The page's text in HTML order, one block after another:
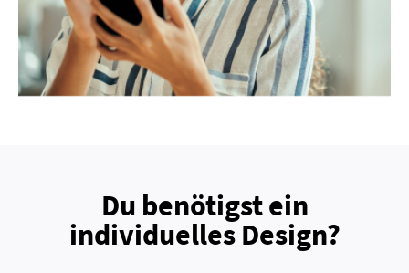
Du benötigst ein
individuelles Design?